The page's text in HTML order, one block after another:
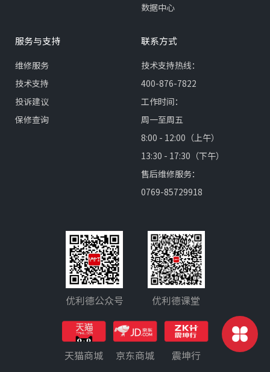
数据中心
服务与支持
维修服务
技术支持
投诉建议
保修查询
联系方式
技术支持热线：
400-876-7822
工作时间：
周一至周五
8:00 - 12:00（上午）
13:30 - 17:30（下午）
售后维修服务：
0769-85729918
优利德公众号 优利德课堂
天猫商城 京东商城 震坤行